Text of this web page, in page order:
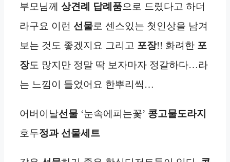
부모님께 상견례 답례품으로 드렸다고 하더
라구요 이런 선물로 센스있는 첫인상을 남겨
보는 것도 좋겠지요 그리고 포장!! 화려한 포
장도 많지만 정말 딱 보자마자 정갈하다…라
는 느낌이 들었어요 한뿌리씩…
어버이날선물 ‘눈속에피는꽃’ 콩고물도라지
호두정과 선물세트